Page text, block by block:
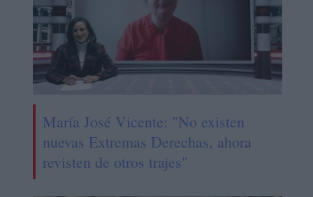
María José Vicente: "No existen
nuevas Extremas Derechas, ahora
revisten de otros trajes"